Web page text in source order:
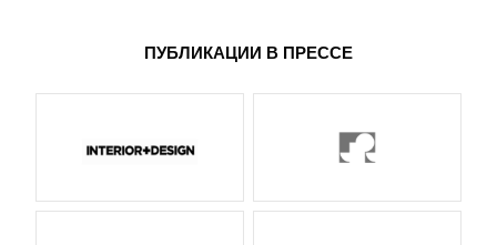
ПУБЛИКАЦИИ В ПРЕССЕ